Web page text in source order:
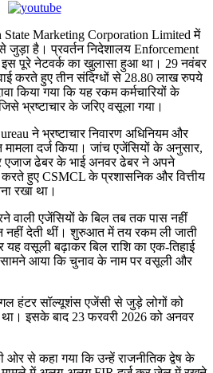
Marketing Corporation Limited में
जुड़ा है। प्रवर्तन निदेशालय Enforcement
इस पूरे नेटवर्क का खुलासा हुआ था। 29 नवंबर
करते हुए तीन संदिग्धों से 28.80 लाख रुपये
किया गया कि यह रकम कर्मचारियों के
भ्रष्टाचार के जरिए वसूला गया।
ने भ्रष्टाचार निवारण अधिनियम और
दर्ज किया। जांच एजेंसियों के अनुसार,
एजाज ढेबर के भाई अनवर ढेबर ने अपने
करते हुए CSMCL के प्रशासनिक और वित्तीय
रखा था।
वाली एजेंसियों के बिल तब तक पास नहीं
देती थीं। शुरुआत में तय रकम ली जाती
वसूली बढ़ाकर बिल राशि का एक-तिहाई
आया कि चुनाव के नाम पर वसूली और
हंटर सॉल्यूशंस एजेंसी से जुड़े लोगों को
इसके बाद 23 फरवरी 2026 को अनवर
ओर से कहा गया कि उन्हें राजनीतिक द्वेष के